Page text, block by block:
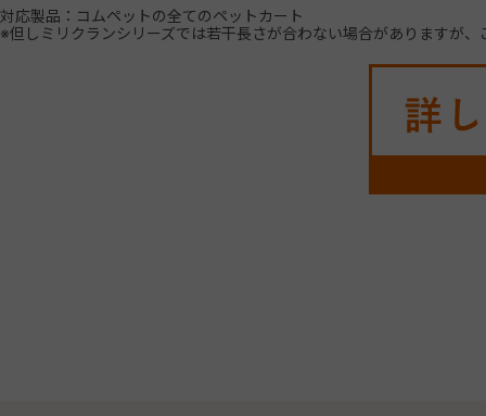
対応製品：コムペットの全てのペットカート
※但しミリクランシリーズでは若干長さが合わない場合がありますが